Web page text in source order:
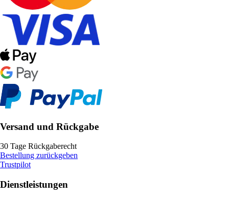
Versand und Rückgabe
30 Tage Rückgaberecht
Bestellung zurückgeben
Trustpilot
Dienstleistungen